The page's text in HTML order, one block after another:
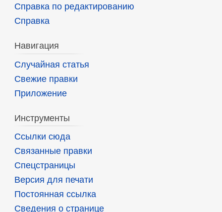
Справка по редактированию
Справка
Навигация
Случайная статья
Свежие правки
Приложение
Инструменты
Ссылки сюда
Связанные правки
Спецстраницы
Версия для печати
Постоянная ссылка
Сведения о странице